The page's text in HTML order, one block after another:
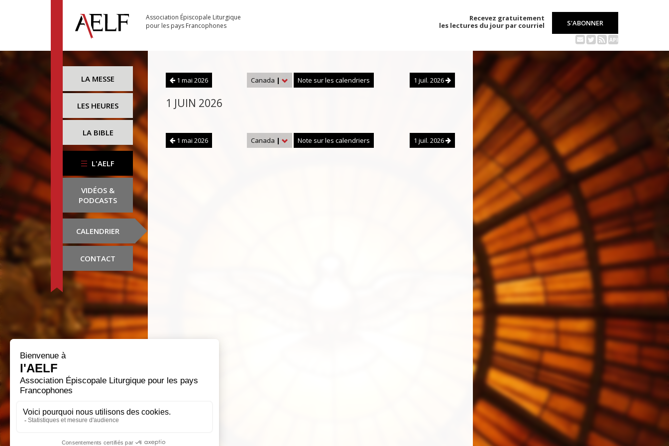
Association Épiscopale Liturgique
pour les pays Francophones
Recevez gratuitement
les lectures du jour par courriel
S'ABONNER
API
LA MESSE
LES HEURES
LA BIBLE
L'AELF
VIDÉOS &
PODCASTS
CALENDRIER
CONTACT
1 mai 2026 Canada | Note sur les calendriers 1 juil. 2026
1 JUIN 2026
1 mai 2026 Canada | Note sur les calendriers 1 juil. 2026